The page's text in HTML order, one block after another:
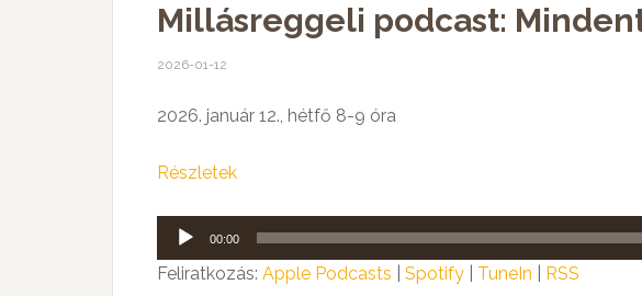
Millásreggeli podcast:
2026-01-12
2026. január 12., hétfő 8-9 óra
Részletek
Audió
lejátszó
00:00
Feliratkozás: Apple Podcasts Spotify TuneIn RSS